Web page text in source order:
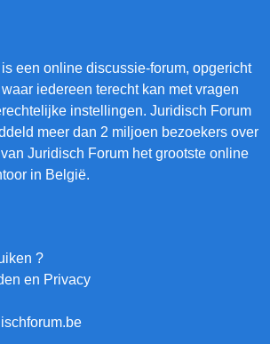
een online discussie-forum, opgericht
iedereen terecht kan met vragen
instellingen. Juridisch Forum
meer dan 2 miljoen bezoekers over
Juridisch Forum het grootste online
in België.
?
en Privacy